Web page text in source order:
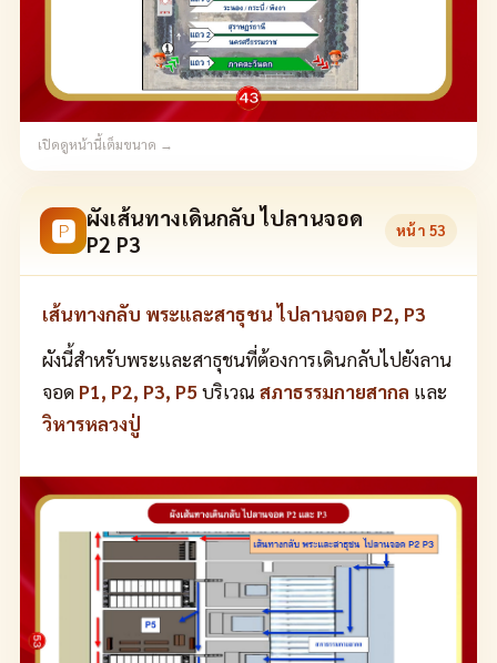
เปิดดูหน้านี้เต็มขนาด →
🅿 ผังเส้นทางเดินกลับ ไปลานจอด
P2 P3
หน้า 53
เส้นทางกลับ พระและสาธุชน ไปลานจอด P2, P3
ผังนี้สำหรับพระและสาธุชนที่ต้องการเดินกลับไปยังลาน
จอด P1, P2, P3, P5บริเวณ สภาธรรมกายสากล และ
วิหารหลวงปู่